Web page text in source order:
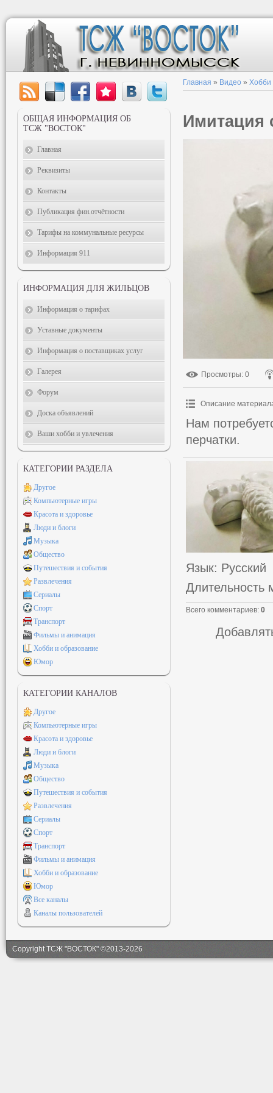
Главная » Видео » Хобби
Имитация
Просмотры: 0
Описание
Нам
перчатки.
Язык: Русский
Длительность
Всего комментариев: 0
ОБЩАЯ ИНФОРМАЦИЯ ОБ
ТСЖ "ВОСТОК"
Главная
Реквизиты
Контакты
Публикация фин.отчётности
Тарифы на коммунальные ресурсы
Информация 911
ИНФОРМАЦИЯ ДЛЯ ЖИЛЬЦОВ
Информация о тарифах
Уставные документы
Информация о поставщиках услуг
Галерея
Форум
Доска объявлений
Ваши хобби и увлечения
КАТЕГОРИИ РАЗДЕЛА
Другое
Компьютерные игры
Красота и здоровье
Люди и блоги
Музыка
Общество
Путешествия и события
Развлечения
Сериалы
Спорт
Транспорт
Фильмы и анимация
Хобби и образование
Юмор
КАТЕГОРИИ КАНАЛОВ
Другое
Компьютерные игры
Красота и здоровье
Люди и блоги
Музыка
Общество
Путешествия и события
Развлечения
Сериалы
Спорт
Транспорт
Фильмы и анимация
Хобби и образование
Юмор
Все каналы
Каналы пользователей
Copyright ТСЖ "ВОСТОК" ©2013-2026